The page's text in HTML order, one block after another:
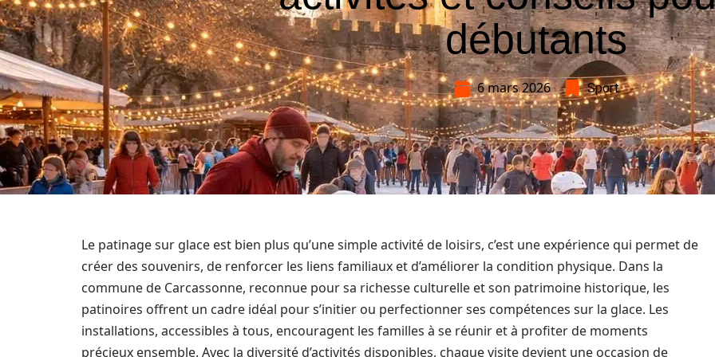
débutants
6 mars 2026 Sport
Le patinage sur glace est bien plus qu’une simple activité de loisirs, c’est une expérience qui permet de
créer des souvenirs, de renforcer les liens familiaux et d’améliorer la condition physique. Dans la
commune de Carcassonne, reconnue pour sa richesse culturelle et son patrimoine historique, les
patinoires offrent un cadre idéal pour s’initier ou perfectionner ses compétences sur la glace. Les
installations, accessibles à tous, encouragent les familles à se réunir et à profiter de moments
précieux ensemble. Avec la diversité d’activités disponibles, chaque visite devient une occasion de